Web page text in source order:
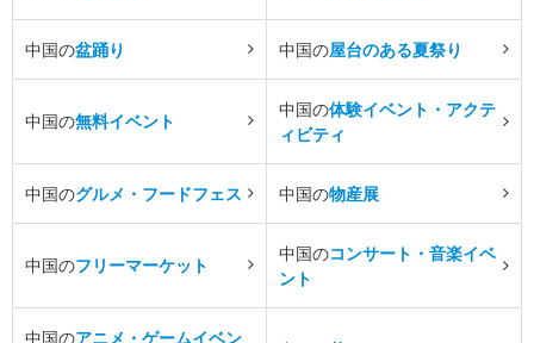
中国の盆踊り 中国の屋台のある夏祭り
中国の無料イベント
中国の体験イベント・アクテ
ィビティ
中国のグルメ・フードフェス 中国の物産展
中国のフリーマーケット
中国のコンサート・音楽イベ
ント
中国のアニメ・ゲームイベン